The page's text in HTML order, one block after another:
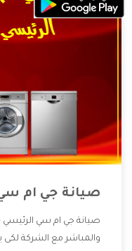
صيانة جي ام
صيانة جي ام سي
والمباشر مع الشركة لكى